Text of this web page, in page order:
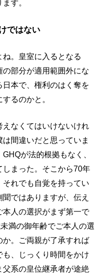
す。
ではない
。皇室に入るとなる
部分が適用範囲外にな
本で、権利のはく奪を
るのかと。
なくてはいけないけれ
間違いだと思っていま
が法的根拠もなく、
まった。そこから70年
れでも自覚を持ってい
ではありますが、伝え
人の選択がまず第一で
満の御年齢でご本人の選
。ご両親が了承すれば
、じっくり時間をかけ
系の皇位継承者が途絶